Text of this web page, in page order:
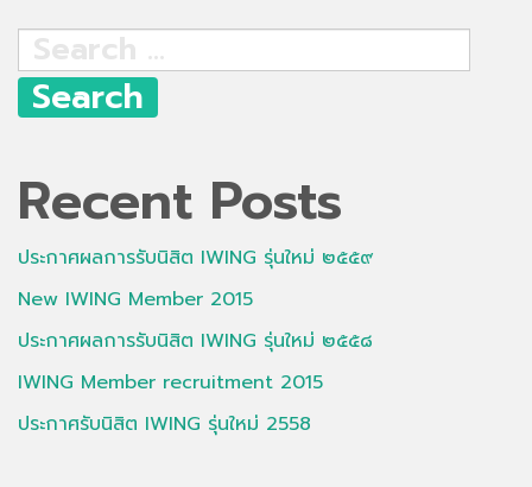
Search
for:
Recent Posts
ประกาศผลการรับนิสิต IWING รุ่นใหม่ ๒๕๕๙
New IWING Member 2015
ประกาศผลการรับนิสิต IWING รุ่นใหม่ ๒๕๕๘
IWING Member recruitment 2015
ประกาศรับนิสิต IWING รุ่นใหม่ 2558